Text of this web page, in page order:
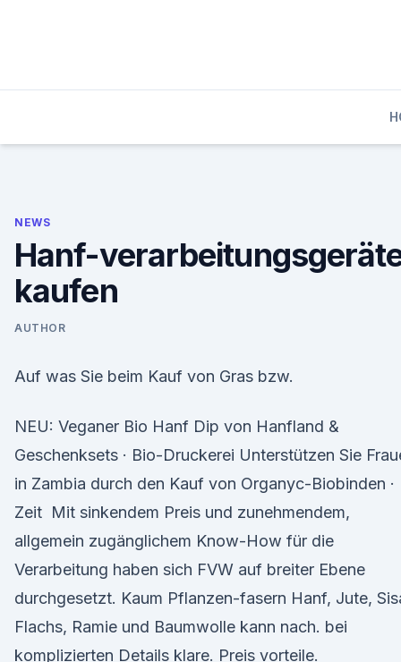
NEWS
Hanf-
kaufen
AUTHOR
Auf was Sie beim Kauf von Gras bzw.
NEU: Veganer Bio Hanf Dip von Hanfland &
Geschenksets · Bio-Druckerei Unterstützen Sie
in Zambia durch den Kauf von Organyc-Biobinden ·
Zeit Mit sinkendem Preis und zunehmendem,
allgemein zugänglichem Know-How für die
Verarbeitung haben sich FVW auf breiter Ebene
durchgesetzt. Kaum Pflanzen-fasern Hanf, Jute,
Flachs, Ramie und Baumwolle kann nach. bei
komplizierten Details klare. Preis vorteile.